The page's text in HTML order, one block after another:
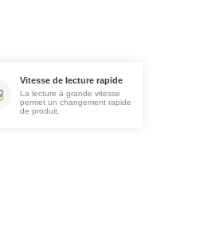
Vitesse de lecture rapide
La lecture à grande vitesse
permet un changement rapide
de produit.